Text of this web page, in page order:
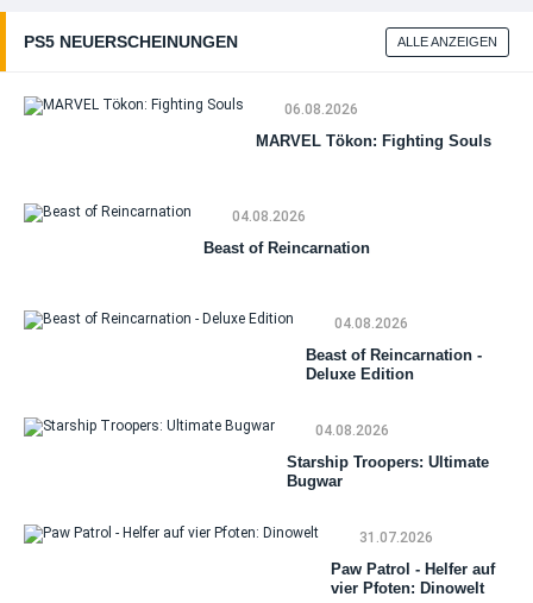
PS5 NEUERSCHEINUNGEN ALLE ANZEIGEN
06.08.2026
MARVEL Tökon: Fighting Souls
04.08.2026
Beast of Reincarnation
04.08.2026
Beast of Reincarnation -
Deluxe Edition
04.08.2026
Starship Troopers: Ultimate
Bugwar
31.07.2026
Paw Patrol - Helfer auf
vier Pfoten: Dinowelt